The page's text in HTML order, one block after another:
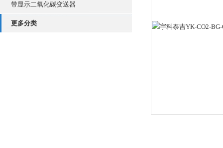
带显示二氧化碳变送器
更多分类